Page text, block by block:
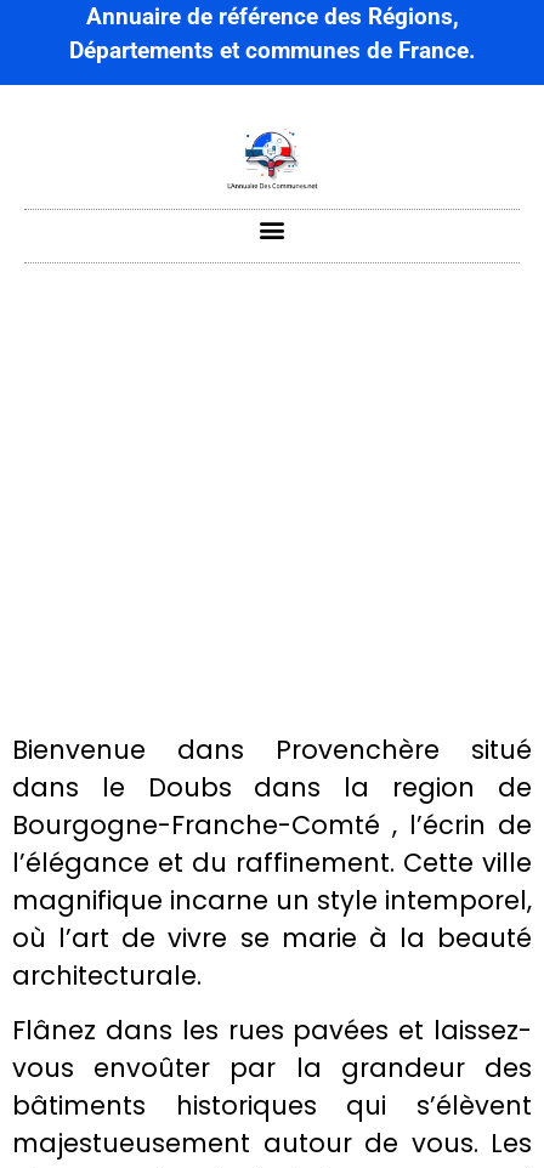
Annuaire de référence des Régions,
Départements et communes de France.
Bienvenue dans Provenchère situé
dans le Doubs dans la region de
Bourgogne-Franche-Comté , l’écrin de
l’élégance et du raffinement. Cette ville
magnifique incarne un style intemporel,
où l’art de vivre se marie à la beauté
architecturale.
Flânez dans les rues pavées et laissez-
vous envoûter par la grandeur des
bâtiments historiques qui s’élèvent
majestueusement autour de vous. Les